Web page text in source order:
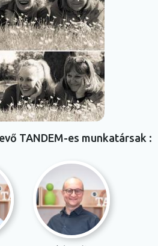
TANDEM-es munkatársak